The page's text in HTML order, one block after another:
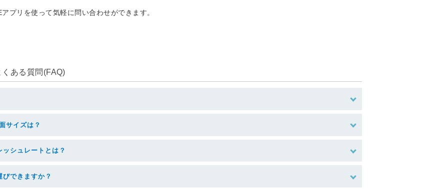
プリを使って気軽に問い合わせができます。
ある質問(FAQ)
サイズは？
シュレートとは？
できますか？